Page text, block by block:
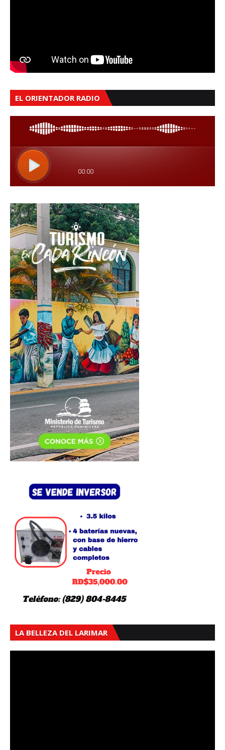
EL ORIENTADOR RADIO
LA BELLEZA DEL LARIMAR